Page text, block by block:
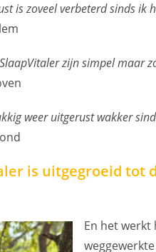
is zoveel verbeterd sinds ik
zijn simpel maar
weer uitgerust wakker
is uitgegroeid tot
En het